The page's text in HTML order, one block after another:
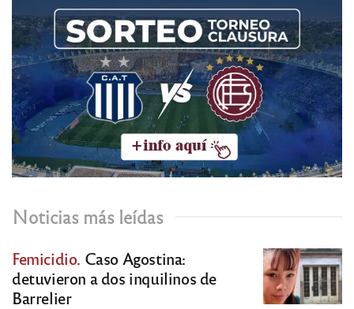
Noticias más leídas
Femicidio. Caso Agostina:
detuvieron a dos inquilinos de
Barrelier